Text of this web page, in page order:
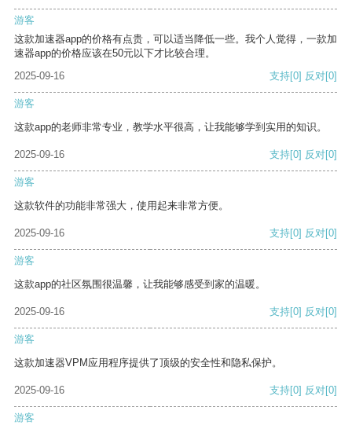
游客
这款加速器app的价格有点贵，可以适当降低一些。我个人觉得，一款加
速器app的价格应该在50元以下才比较合理。
2025-09-16
支持[0] 反对[0]
游客
这款app的老师非常专业，教学水平很高，让我能够学到实用的知识。
2025-09-16 支持[0] 反对[0]
游客
这款软件的功能非常强大，使用起来非常方便。
2025-09-16 支持[0] 反对[0]
游客
这款app的社区氛围很温馨，让我能够感受到家的温暖。
2025-09-16 支持[0] 反对[0]
游客
这款加速器VPM应用程序提供了顶级的安全性和隐私保护。
2025-09-16 支持[0] 反对[0]
游客